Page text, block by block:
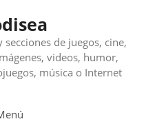
de juegos, cine,
videos, humor,
música o Internet